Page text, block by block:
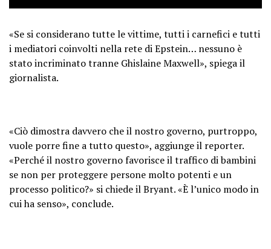
— Collin Rugg (@CollinRugg)July 8,
2025
«Se si considerano tutte le vittime, tutti i carnefici e tutti
i mediatori coinvolti nella rete di Epstein… nessuno è
stato incriminato tranne Ghislaine Maxwell», spiega il
giornalista.
«Ciò dimostra davvero che il nostro governo, purtroppo,
vuole porre fine a tutto questo», aggiunge il reporter.
«Perché il nostro governo favorisce il traffico di bambini
se non per proteggere persone molto potenti e un
processo politico?» si chiede il Bryant. «È l’unico modo in
cui ha senso», conclude.